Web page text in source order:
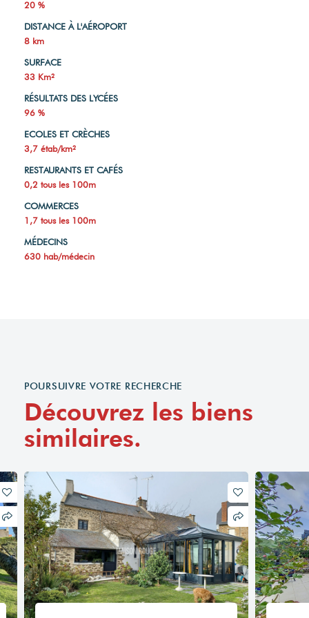
20 %
DISTANCE À L'AÉROPORT
8 km
SURFACE
33 Km²
RÉSULTATS DES LYCÉES
96 %
ECOLES ET CRÈCHES
3,7 étab/km²
RESTAURANTS ET CAFÉS
0,2 tous les 100m
COMMERCES
1,7 tous les 100m
MÉDECINS
630 hab/médecin
POURSUIVRE VOTRE RECHERCHE
Découvrez les biens
similaires.